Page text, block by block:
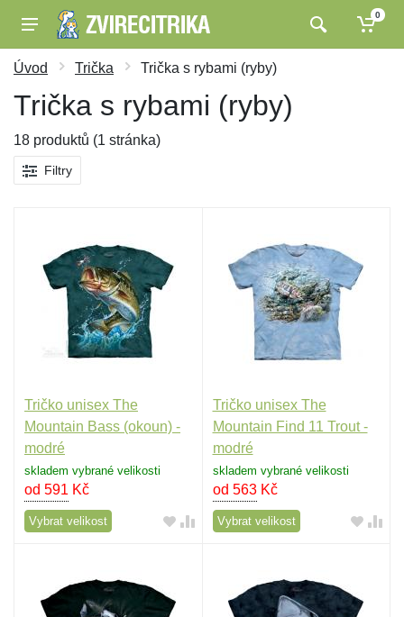
0
Úvod Trička Trička s rybami (ryby)
Trička s rybami (ryby)
18 produktů (1 stránka)
Filtry
Tričko unisex The
Mountain Bass (okoun) -
modré
skladem vybrané velikosti
od 591 Kč
Vybrat velikost
Tričko unisex The
Mountain Find 11 Trout -
modré
skladem vybrané velikosti
od 563Kč
Vybrat velikost